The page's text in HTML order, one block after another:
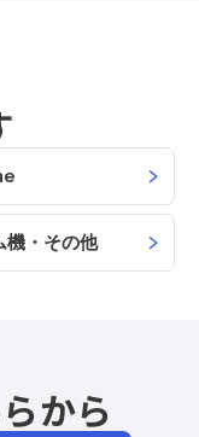
機・その他
から